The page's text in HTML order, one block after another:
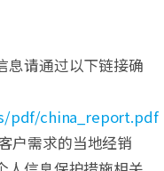
息请通过以下链接确
pdf/china_report.pdf
户需求的当地经销